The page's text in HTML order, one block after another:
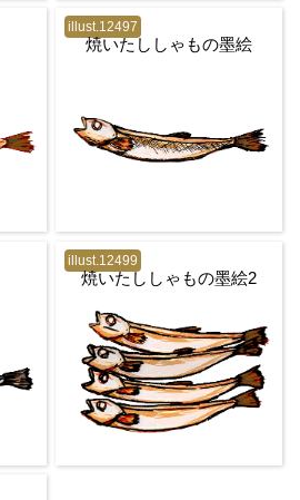
illust.12497
焼いたししゃもの墨絵
illust.12499
焼いたししゃもの墨絵2